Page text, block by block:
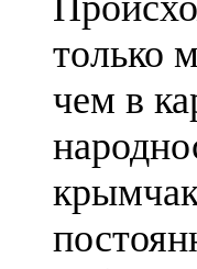
только
чем в